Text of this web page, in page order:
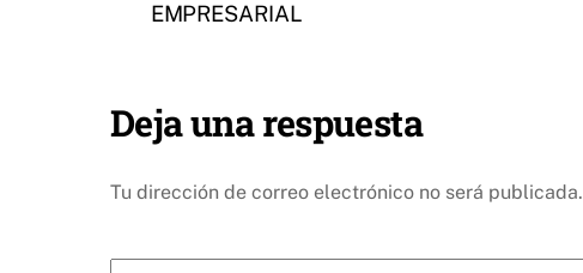
EMPRESARIAL
Deja una respuesta
Tu dirección de correo electrónico no será publicada.